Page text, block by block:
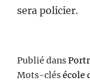
sera policier.
Publié dans
Mots-clésécole